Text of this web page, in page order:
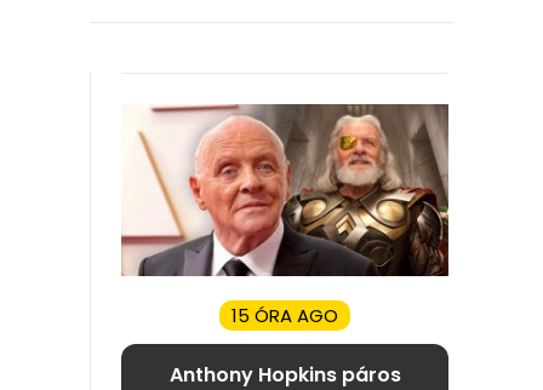
15 ÓRA AGO
Anthony Hopkins páros